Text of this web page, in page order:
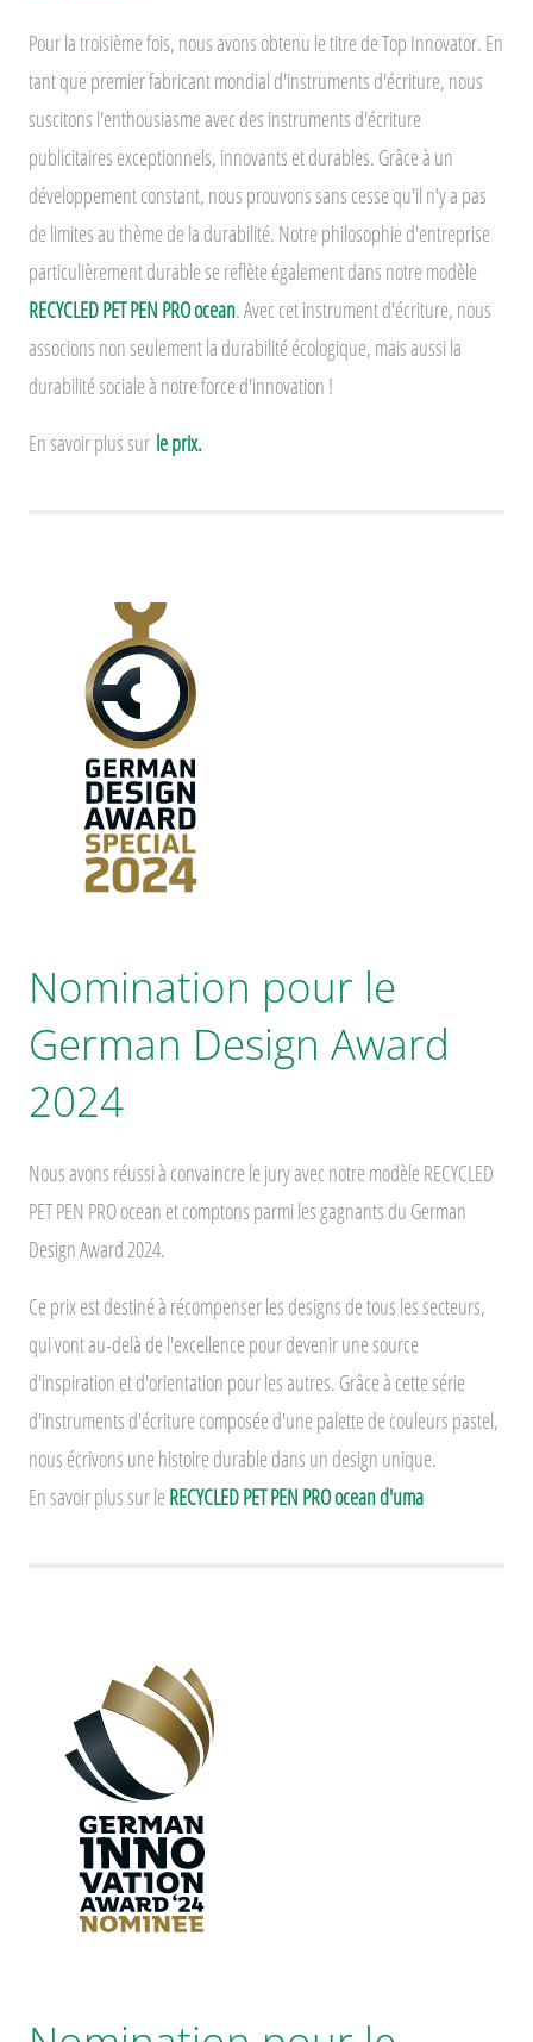
Pour la troisième fois, nous avons obtenu le titre de Top Innovator. En
tant que premier fabricant mondial d'instruments d'écriture, nous
suscitons l'enthousiasme avec des instruments d'écriture
publicitaires exceptionnels, innovants et durables. Grâce à un
développement constant, nous prouvons sans cesse qu'il n'y a pas
de limites au thème de la durabilité. Notre philosophie d'entreprise
particulièrement durable se reflète également dans notre modèle
RECYCLED PET PEN PRO ocean. Avec cet instrument d'écriture, nous
associons non seulement la durabilité écologique, mais aussi la
durabilité sociale à notre force d'innovation !
En savoir plus sur le prix.
Nomination pour le
German Design Award
2024
Nous avons réussi à convaincre le jury avec notre modèle RECYCLED
PET PEN PRO ocean et comptons parmi les gagnants du German
Design Award 2024.
Ce prix est destiné à récompenser les designs de tous les secteurs,
qui vont au-delà de l'excellence pour devenir une source
d'inspiration et d'orientation pour les autres. Grâce à cette série
d'instruments d'écriture composée d'une palette de couleurs pastel,
nous écrivons une histoire durable dans un design unique.
En savoir plus sur le RECYCLED PET PEN PRO ocean d'uma